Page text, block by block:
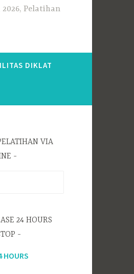
2026, Pelatihan
DIKLAT
VIA
24 HOURS
HOURS